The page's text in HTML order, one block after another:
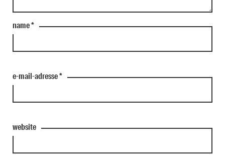
name*
e-mail-adresse*
website